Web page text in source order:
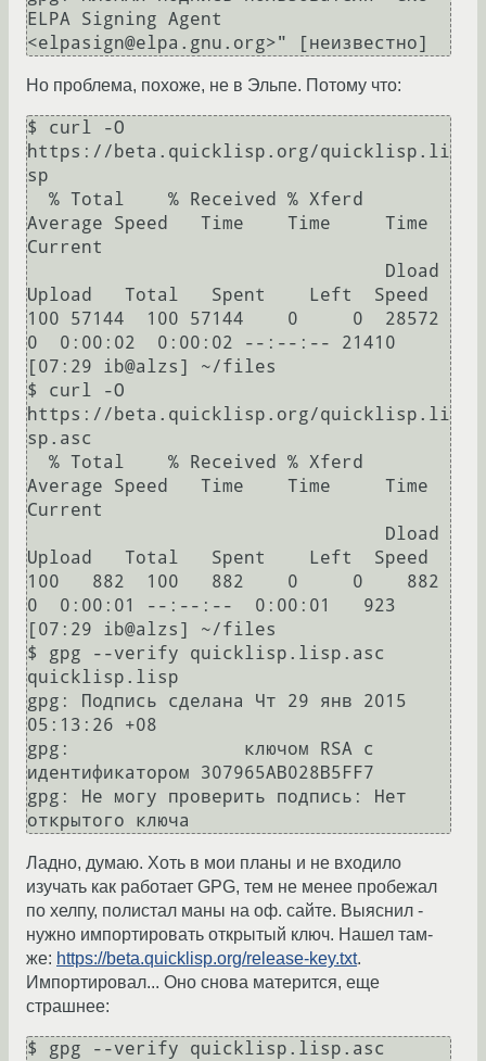
ELPA Signing Agent
Но проблема, похоже, не в Эльпе. Потому что:
$ curl -O
https://beta.quicklisp.org/quicklisp.li
sp
Average Speed   Time    Time     Time
Current
Upload   Total   Spent    Left  Speed
100 57144  100 57144    0     0  28572
0  0:00:02  0:00:02 --:--:-- 21410
[07:29 ib@alzs] ~/files
$ curl -O
https://beta.quicklisp.org/quicklisp.li
sp.asc
Average Speed   Time    Time     Time
Current
Upload   Total   Spent    Left  Speed
100   882  100   882    0     0    882
0  0:00:01 --:--:--  0:00:01   923
[07:29 ib@alzs] ~/files
$ gpg --verify quicklisp.lisp.asc
quicklisp.lisp
gpg: Подпись сделана Чт 29 янв 2015
05:13:26 +08
gpg:                ключом RSA с
идентификатором 307965AB028B5FF7
gpg: Не могу проверить подпись: Нет
Ладно, думаю. Хоть в мои планы и не входило
изучать как работает GPG, тем не менее пробежал
по хелпу, полистал маны на оф. сайте. Выяснил -
нужно импортировать открытый ключ. Нашел там-
же: https://beta.quicklisp.org/release-key.txt.
Импортировал... Оно снова матерится, еще
страшнее:
$ gpg --verify quicklisp.lisp.asc